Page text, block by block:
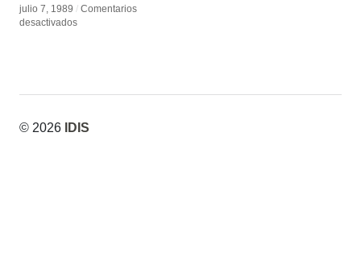
julio 7, 1989 / Comentarios
desactivadosen
julio 7, 1989 / Comentarios
desactivadosen
© 2026 IDIS